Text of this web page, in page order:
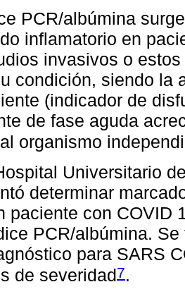
PCR/albúmina
inflamatorio en
invasivos o
condición, siendo la
(indicador de
de fase aguda
organismo
Universitario
determinar
paciente con COVID
PCR/albúmina.
para SARS
de severidad7.